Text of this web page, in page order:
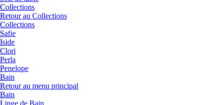
Collections
Retour au Collections
Collections
Safie
Iside
Clori
Perla
Penelope
Bain
Retour au menu principal
Bain